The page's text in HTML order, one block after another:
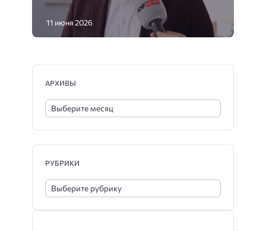
11 июня 2026
АРХИВЫ
РУБРИКИ